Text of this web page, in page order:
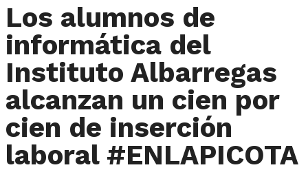
Los alumnos de
informática del
Instituto Albarregas
alcanzan un cien por
cien de inserción
laboral #ENLAPICOTA